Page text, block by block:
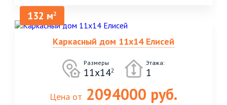
132 м2
Каркасный дом 11х14 Елисей
Размеры
11х142
Этажа:
1
Цена от 2094000 руб.